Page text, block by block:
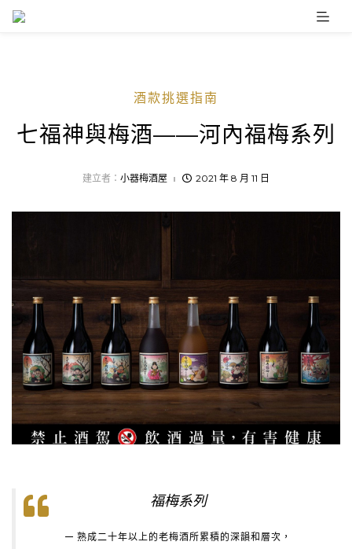
Skip
酒款挑選指南
七福神與梅酒——河內福梅系列
建立者： 小器梅酒屋 2021 年 8 月 11 日
福梅系列
熟成二十年以上的老梅酒所累積的深韻和層次，